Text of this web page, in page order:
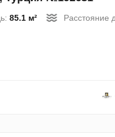
85.1 м² Расстояние